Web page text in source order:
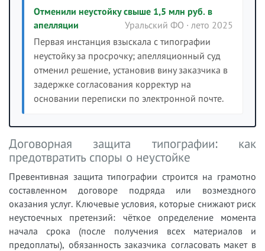
Отменили неустойку свыше 1,5 млн руб. в
апелляции
Уральский ФО · лето 2025
Первая инстанция взыскала с типографии
неустойку за просрочку; апелляционный суд
отменил решение, установив вину заказчика в
задержке согласования корректур на
основании переписки по электронной почте.
Договорная защита типографии: как
предотвратить споры о неустойке
Превентивная защита типографии строится на грамотно
составленном договоре подряда или возмездного
оказания услуг. Ключевые условия, которые снижают риск
неустоечных претензий: чёткое определение момента
начала срока (после получения всех материалов и
предоплаты), обязанность заказчика согласовать макет в